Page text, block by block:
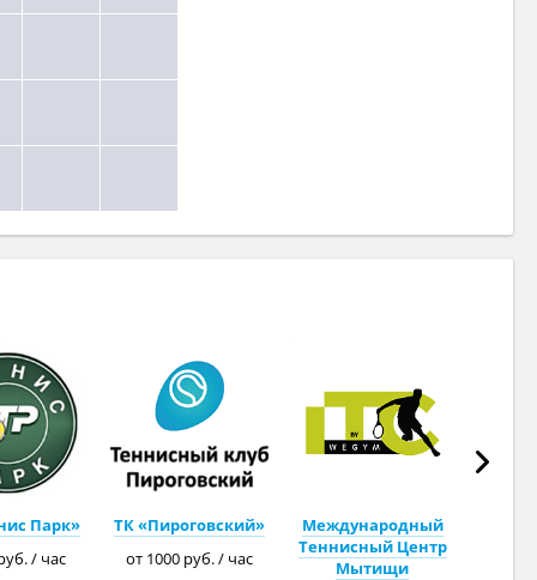
Парк»
/ час
ТК «Пироговский»
от 1000 руб. / час
Международный
Теннисный Центр
Мытищи